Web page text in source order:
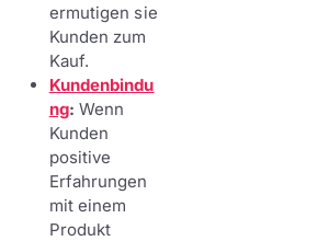
ermutigen sie
Kunden zum
Kauf.
Kundenbindu
ng: Wenn
Kunden
positive
Erfahrungen
mit einem
Produkt